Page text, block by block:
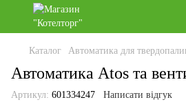
Каталог Автоматика для
Автоматика Atos та
Артикул: 601334247 Написати відгук